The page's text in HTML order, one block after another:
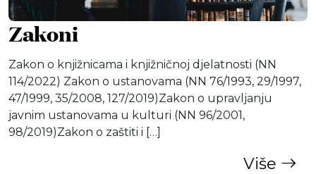
Zakoni
Zakon o knjižnicama i knjižničnoj djelatnosti (NN
114/2022) Zakon o ustanovama (NN 76/1993, 29/1997,
47/1999, 35/2008, 127/2019)Zakon o upravljanju
javnim ustanovama u kulturi (NN 96/2001,
98/2019)Zakon o zaštiti i […]
Više